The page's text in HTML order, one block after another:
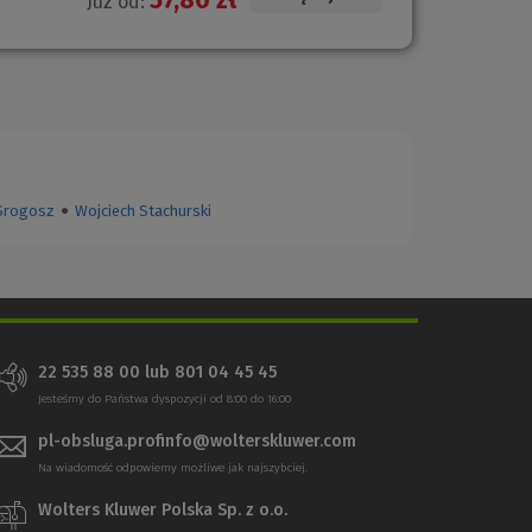
● Wojciech Stachurski
22 535 88 00 lub 801 04 45 45
Jesteśmy do Państwa dyspozycji od 8:00 do 16:00
pl-obsluga.profinfo@wolterskluwer.com
Na wiadomość odpowiemy możliwe jak najszybciej.
Wolters Kluwer Polska Sp. z o.o.